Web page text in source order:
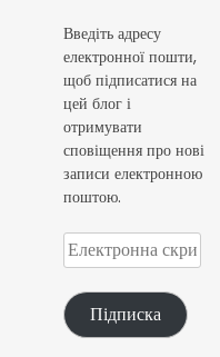
Введіть адресу
електронної пошти,
щоб підписатися на
цей блог і
отримувати
сповіщення про нові
записи електронною
поштою.
Електронна
скринька
Підписка